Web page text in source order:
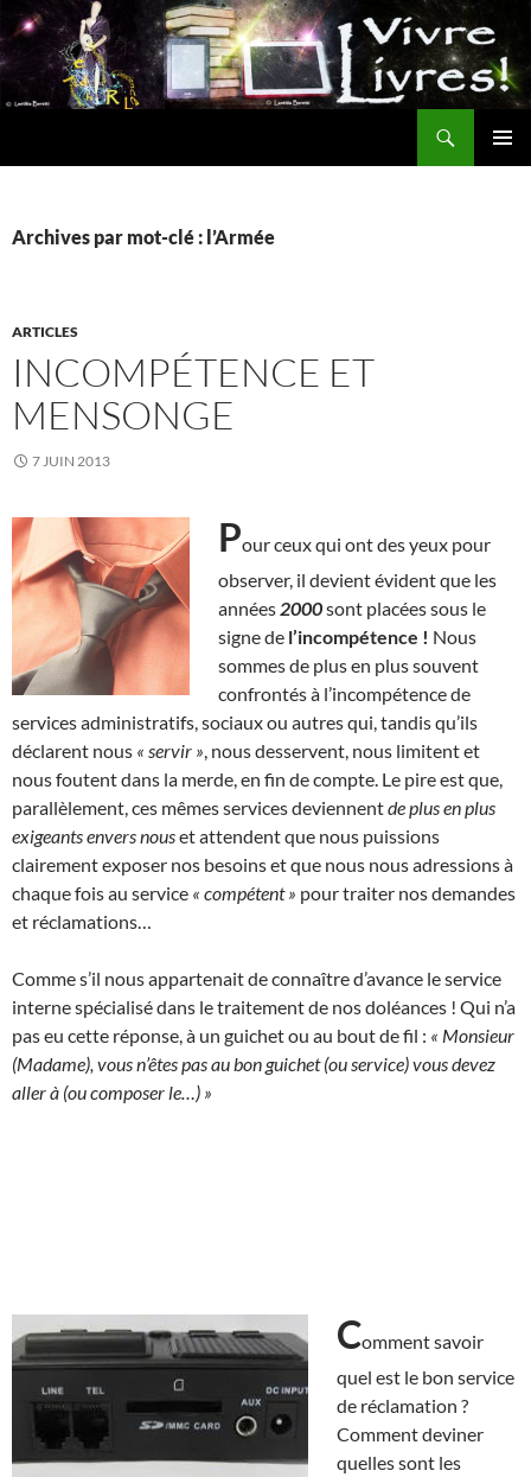
Aller
au
contenu
Archives par mot-clé : l’Armée
ARTICLES
INCOMPÉTENCE ET
MENSONGE
7 JUIN 2013
Pour ceux qui ont des yeux pour
observer, il devient évident que les
années 2000sont placées sous le
signe de l’incompétence ! Nous
sommes de plus en plus souvent
confrontés à l’incompétence de
services administratifs, sociaux ou autres qui, tandis qu’ils
déclarent nous « servir » , nous desservent, nous limitent et
nous foutent dans la merde, en fin de compte. Le pire est que,
parallèlement, ces mêmes services deviennentde plus en plus
exigeants envers nouset attendent que nous puissions
clairement exposer nos besoins et que nous nous adressions à
chaque fois au service « compétent » pour traiter nos demandes
et réclamations…
Comme s’il nous appartenait de connaître d’avance le service
interne spécialisé dans le traitement de nos doléances ! Qui n’a
pas eu cette réponse, à un guichet ou au bout de fil : « Monsieur
(Madame), vous n’êtes pas au bon guichet (ou service) vous devez
aller à (ou composer le…) »
Comment savoir
quel est le bon service
de réclamation ?
Comment deviner
quelles sont les